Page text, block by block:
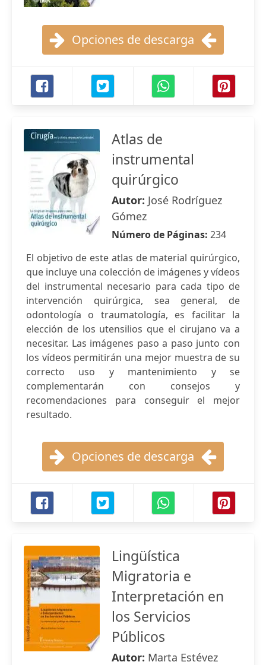
Opciones de descarga
Atlas de
instrumental
quirúrgico
Autor: José Rodríguez
Gómez
Número de Páginas: 234
El objetivo de este atlas de material quirúrgico,
que incluye una colección de imágenes y vídeos
del instrumental necesario para cada tipo de
intervención quirúrgica, sea general, de
odontología o traumatología, es facilitar la
elección de los utensilios que el cirujano va a
necesitar. Las imágenes paso a paso junto con
los vídeos permitirán una mejor muestra de su
correcto uso y mantenimiento y se
complementarán con consejos y
recomendaciones para conseguir el mejor
resultado.
Opciones de descarga
Lingüística
Migratoria e
Interpretación en
los Servicios
Públicos
Autor: Marta Estévez